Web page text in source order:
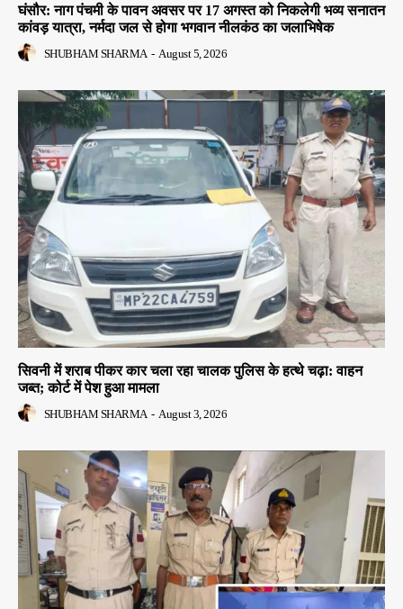
घंसौर: नाग पंचमी के पावन अवसर पर 17 अगस्त को निकलेगी भव्य सनातन
कांवड़ यात्रा, नर्मदा जल से होगा भगवान नीलकंठ का जलाभिषेक
SHUBHAM SHARMA - August 5, 2026
सिवनी में शराब पीकर कार चला रहा चालक पुलिस के हत्थे चढ़ा: वाहन
जब्त; कोर्ट में पेश हुआ मामला
SHUBHAM SHARMA - August 3, 2026